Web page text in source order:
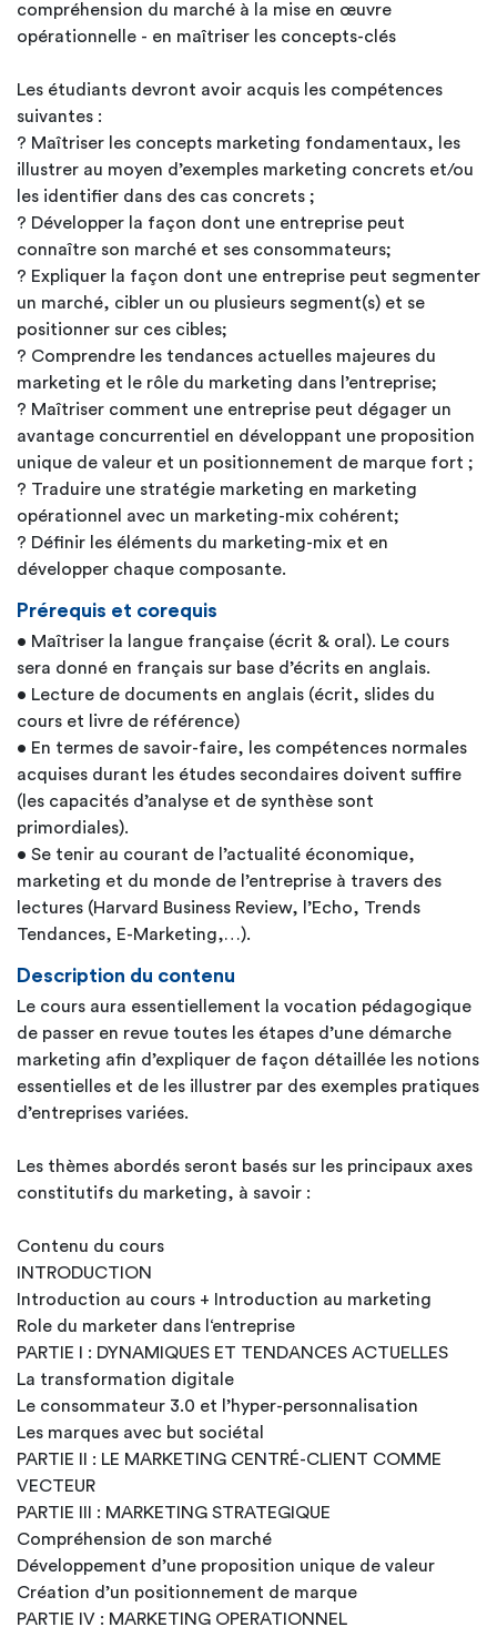
compréhension du marché à la mise en œuvre
opérationnelle - en maîtriser les concepts-clés
Les étudiants devront avoir acquis les compétences
suivantes :
? Maîtriser les concepts marketing fondamentaux, les
illustrer au moyen d’exemples marketing concrets et/ou
les identifier dans des cas concrets ;
? Développer la façon dont une entreprise peut
connaître son marché et ses consommateurs;
? Expliquer la façon dont une entreprise peut segmenter
un marché, cibler un ou plusieurs segment(s) et se
positionner sur ces cibles;
? Comprendre les tendances actuelles majeures du
marketing et le rôle du marketing dans l’entreprise;
? Maîtriser comment une entreprise peut dégager un
avantage concurrentiel en développant une proposition
unique de valeur et un positionnement de marque fort ;
? Traduire une stratégie marketing en marketing
opérationnel avec un marketing-mix cohérent;
? Définir les éléments du marketing-mix et en
développer chaque composante.
Prérequis et corequis
• Maîtriser la langue française (écrit & oral). Le cours
sera donné en français sur base d’écrits en anglais.
• Lecture de documents en anglais (écrit, slides du
cours et livre de référence)
• En termes de savoir-faire, les compétences normales
acquises durant les études secondaires doivent suffire
(les capacités d’analyse et de synthèse sont
primordiales).
• Se tenir au courant de l’actualité économique,
marketing et du monde de l’entreprise à travers des
lectures (Harvard Business Review, l’Echo, Trends
Tendances, E-Marketing,…).
Description du contenu
Le cours aura essentiellement la vocation pédagogique
de passer en revue toutes les étapes d’une démarche
marketing afin d’expliquer de façon détaillée les notions
essentielles et de les illustrer par des exemples pratiques
d’entreprises variées.
Les thèmes abordés seront basés sur les principaux axes
constitutifs du marketing, à savoir :
Contenu du cours
INTRODUCTION
Introduction au cours + Introduction au marketing
Role du marketer dans l‘entreprise
PARTIE I : DYNAMIQUES ET TENDANCES ACTUELLES
La transformation digitale
Le consommateur 3.0 et l’hyper-personnalisation
Les marques avec but sociétal
PARTIE II : LE MARKETING CENTRÉ-CLIENT COMME
VECTEUR
PARTIE III : MARKETING STRATEGIQUE
Compréhension de son marché
Développement d’une proposition unique de valeur
Création d’un positionnement de marque
PARTIE IV : MARKETING OPERATIONNEL